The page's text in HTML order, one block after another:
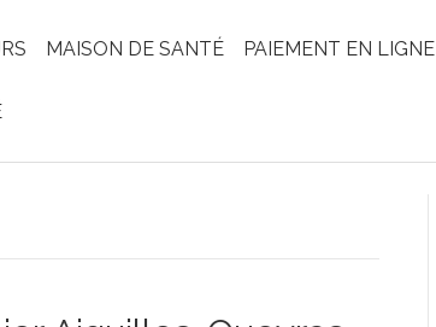
MAISON DE SANTÉ PAIEMENT EN LIGNE